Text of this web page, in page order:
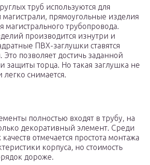
труб используются для
прямоугольные изделия
магистрального трубопровода.
производится изнутри и
ПВХ-заглушки ставятся
Это позволяет достичь заданной
защиты торца. Но такая заглушка не
легко снимается.
полностью входят в трубу, на
декоративный элемент. Среди
отмечается простота монтажа
корпуса, но стоимость
дороже.